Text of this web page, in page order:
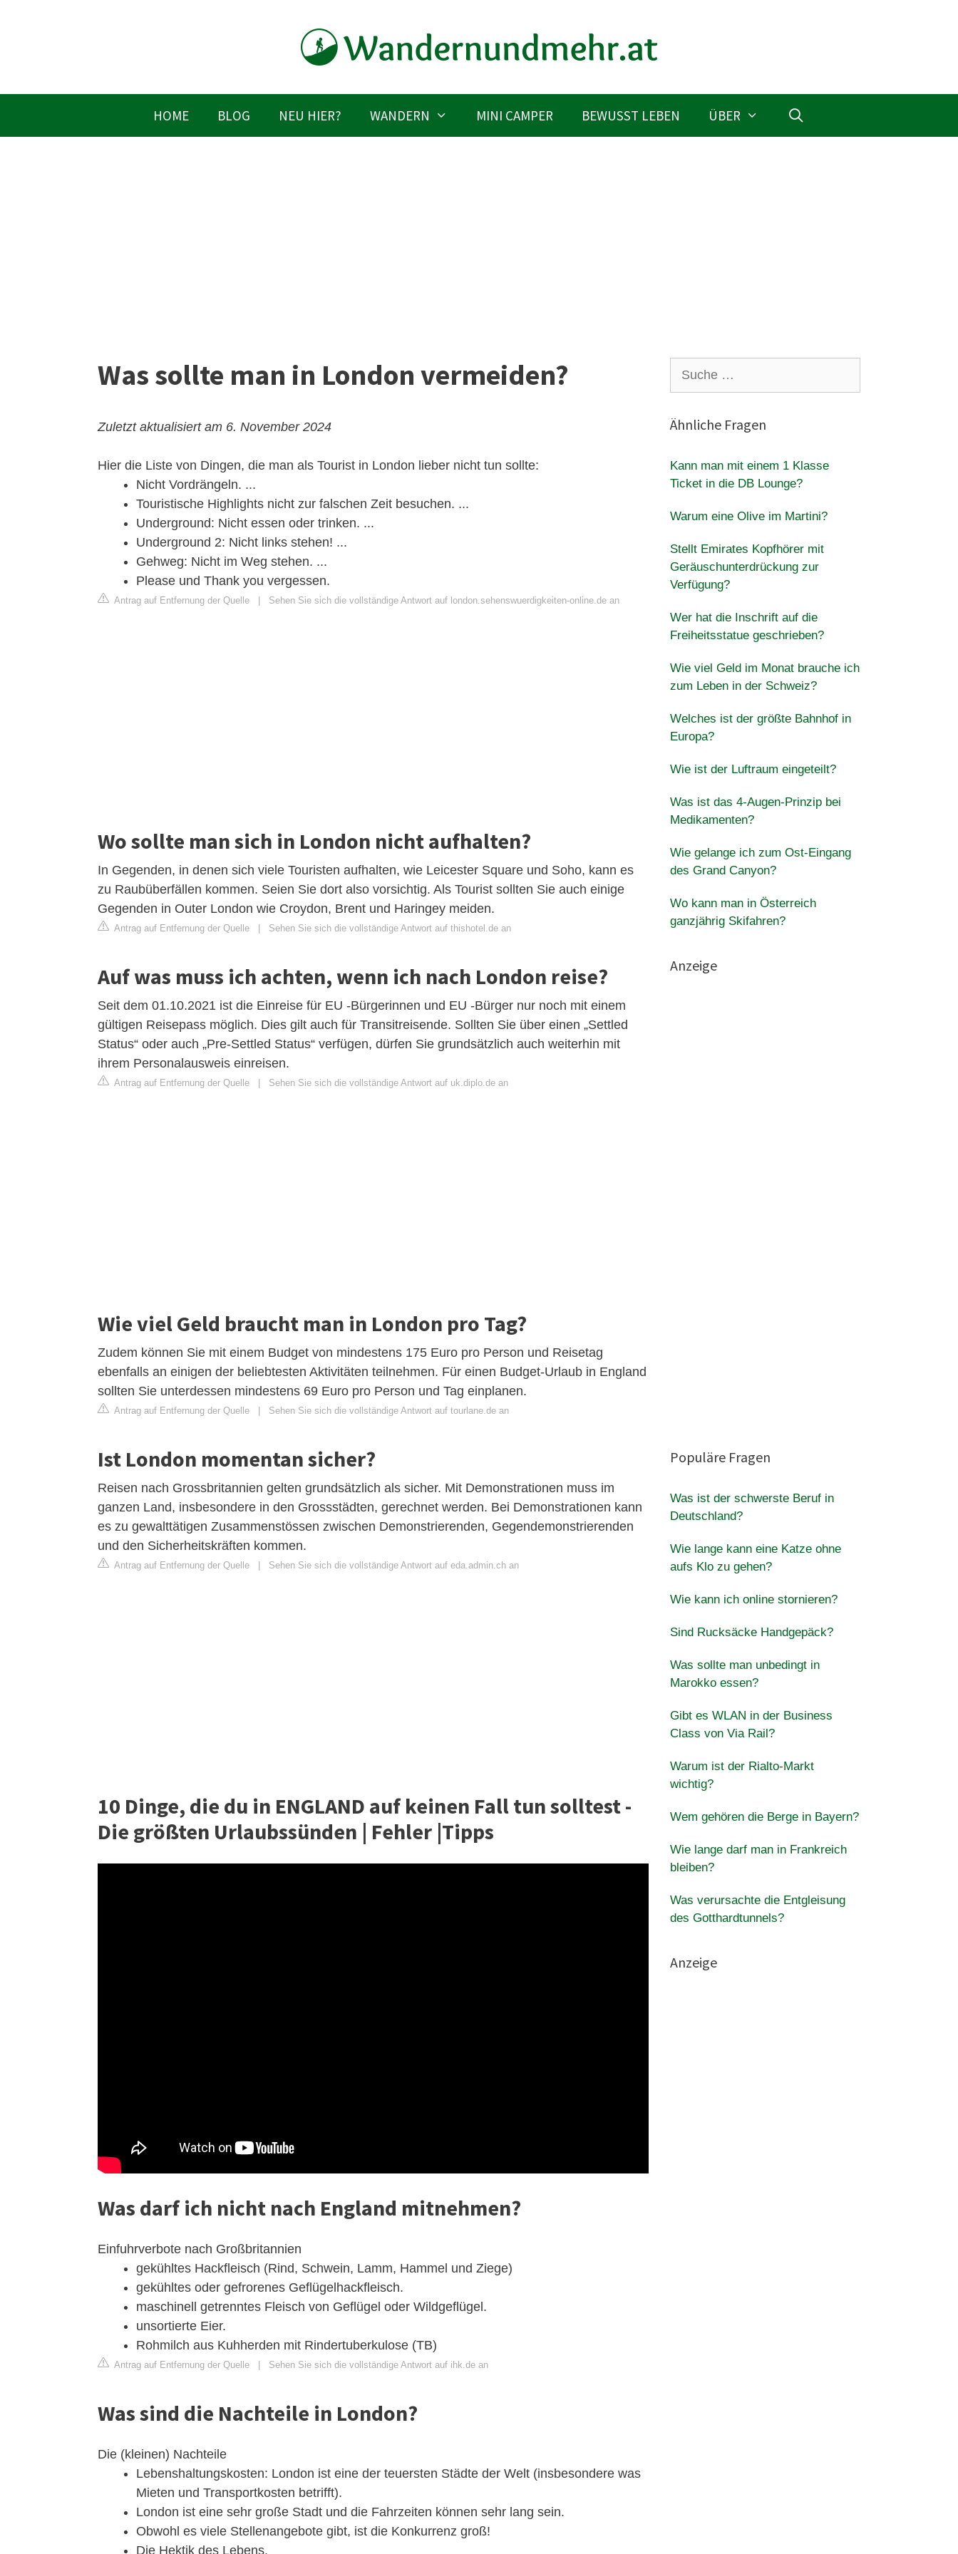
HOME BLOG NEU HIER? WANDERN MINI CAMPER BEWUSST LEBEN ÜBER
Was sollte man in London vermeiden?
Zuletzt aktualisiert am 6. November 2024
Hier die Liste von Dingen, die man als Tourist in London lieber nicht tun sollte:
Nicht Vordrängeln. ...
Touristische Highlights nicht zur falschen Zeit besuchen. ...
Underground: Nicht essen oder trinken. ...
Underground 2: Nicht links stehen! ...
Gehweg: Nicht im Weg stehen. ...
Please und Thank you vergessen.
Antrag auf Entfernung der Quelle Sehen Sie sich die vollständige Antwort auf london.sehenswuerdigkeiten-online.de an
Wo sollte man sich in London nicht aufhalten?
In Gegenden, in denen sich viele Touristen aufhalten, wie Leicester Square und Soho, kann es
zu Raubüberfällen kommen. Seien Sie dort also vorsichtig. Als Tourist sollten Sie auch einige
Gegenden in Outer London wie Croydon, Brent und Haringey meiden.
Antrag auf Entfernung der Quelle Sehen Sie sich die vollständige Antwort auf thishotel.de an
Auf was muss ich achten, wenn ich nach London reise?
Seit dem 01.10.2021 ist die Einreise für EU -Bürgerinnen und EU -Bürger nur noch mit einem
gültigen Reisepass möglich. Dies gilt auch für Transitreisende. Sollten Sie über einen „Settled
Status“ oder auch „Pre-Settled Status“ verfügen, dürfen Sie grundsätzlich auch weiterhin mit
ihrem Personalausweis einreisen.
Antrag auf Entfernung der Quelle Sehen Sie sich die vollständige Antwort auf uk.diplo.de an
Wie viel Geld braucht man in London pro Tag?
Zudem können Sie mit einem Budget von mindestens 175 Euro pro Person und Reisetag
ebenfalls an einigen der beliebtesten Aktivitäten teilnehmen. Für einen Budget-Urlaub in England
sollten Sie unterdessen mindestens 69 Euro pro Person und Tag einplanen.
Antrag auf Entfernung der Quelle Sehen Sie sich die vollständige Antwort auf tourlane.de an
Ist London momentan sicher?
Reisen nach Grossbritannien gelten grundsätzlich als sicher. Mit Demonstrationen muss im
ganzen Land, insbesondere in den Grossstädten, gerechnet werden. Bei Demonstrationen kann
es zu gewalttätigen Zusammenstössen zwischen Demonstrierenden, Gegendemonstrierenden
und den Sicherheitskräften kommen.
Antrag auf Entfernung der Quelle Sehen Sie sich die vollständige Antwort auf eda.admin.ch an
10 Dinge, die du in ENGLAND auf keinen Fall tun solltest -
Die größten Urlaubssünden | Fehler |Tipps
Was darf ich nicht nach England mitnehmen?
Einfuhrverbote nach Großbritannien
gekühltes Hackfleisch (Rind, Schwein, Lamm, Hammel und Ziege)
gekühltes oder gefrorenes Geflügelhackfleisch.
maschinell getrenntes Fleisch von Geflügel oder Wildgeflügel.
unsortierte Eier.
Rohmilch aus Kuhherden mit Rindertuberkulose (TB)
Antrag auf Entfernung der Quelle | Sehen Sie sich die vollständige Antwort auf ihk.de an
Was sind die Nachteile in London?
Die (kleinen) Nachteile
Lebenshaltungskosten: London ist eine der teuersten Städte der Welt (insbesondere was
Mieten und Transportkosten betrifft).
London ist eine sehr große Stadt und die Fahrzeiten können sehr lang sein.
Obwohl es viele Stellenangebote gibt, ist die Konkurrenz groß!
Die Hektik des Lebens.
nach:
Ähnliche Fragen
Kann man mit einem 1 Klasse
Ticket in die DB Lounge?
Warum eine Olive im Martini?
Stellt Emirates Kopfhörer mit
Geräuschunterdrückung zur
Verfügung?
Wer hat die Inschrift auf die
Freiheitsstatue geschrieben?
Wie viel Geld im Monat brauche ich
zum Leben in der Schweiz?
Welches ist der größte Bahnhof in
Europa?
Wie ist der Luftraum eingeteilt?
Was ist das 4-Augen-Prinzip bei
Medikamenten?
Wie gelange ich zum Ost-Eingang
des Grand Canyon?
Wo kann man in Österreich
ganzjährig Skifahren?
Anzeige
Populäre Fragen
Was ist der schwerste Beruf in
Deutschland?
Wie lange kann eine Katze ohne
aufs Klo zu gehen?
Wie kann ich online stornieren?
Sind Rucksäcke Handgepäck?
Was sollte man unbedingt in
Marokko essen?
Gibt es WLAN in der Business
Class von Via Rail?
Warum ist der Rialto-Markt
wichtig?
Wem gehören die Berge in Bayern?
Wie lange darf man in Frankreich
bleiben?
Was verursachte die Entgleisung
des Gotthardtunnels?
Anzeige